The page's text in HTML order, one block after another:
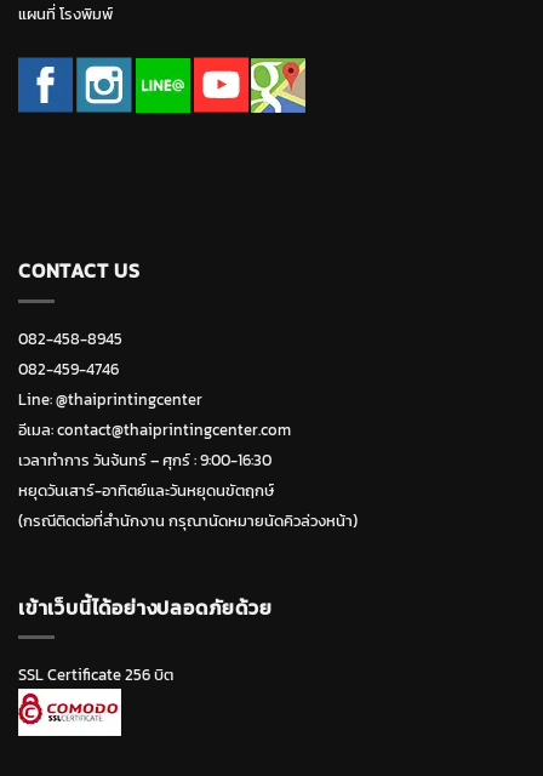
แผนที่ โรงพิมพ์
CONTACT US
082-458-8945
082-459-4746
Line:@thaiprintingcenter
อีเมล: contact@thaiprintingcenter.com
เวลาทำการ วันจ้นทร์ – ศุกร์ : 9:00-16:30
หยุดวันเสาร์-อาทิตย์และวันหยุดนขัตฤกษ์
(กรณีติดต่อที่สำนักงาน กรุณานัดหมายนัดคิวล่วงหน้า)
เข้าเว็บนี้ได้อย่างปลอดภัยด้วย
SSL Certificate 256 บิต